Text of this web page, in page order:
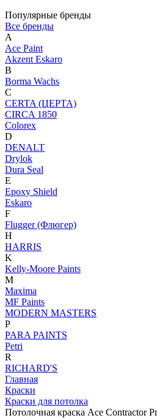
Популярные бренды
Все бренды
A
Ace Paint
Akzent Eskaro
B
Borma Wachs
C
CERTA (ЦЕРТА)
CIRCA 1850
Colorex
D
DENALT
Drylok
Dura Seal
E
Epoxy Shield
Eskaro
F
Flugger (Флюгер)
H
HARRIS
K
Kelly-Moore Paints
M
Maxima
MF Paints
MODERN MASTERS
P
PARA PAINTS
Petri
R
RICHARD'S
Главная
Краски
Краски для потолка
Потолочная краска Ace Contractor